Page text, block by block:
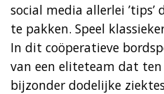
social media allerlei ’tips’
te pakken. Speel
In dit coöperatieve
van een eliteteam dat
bijzonder dodelijke